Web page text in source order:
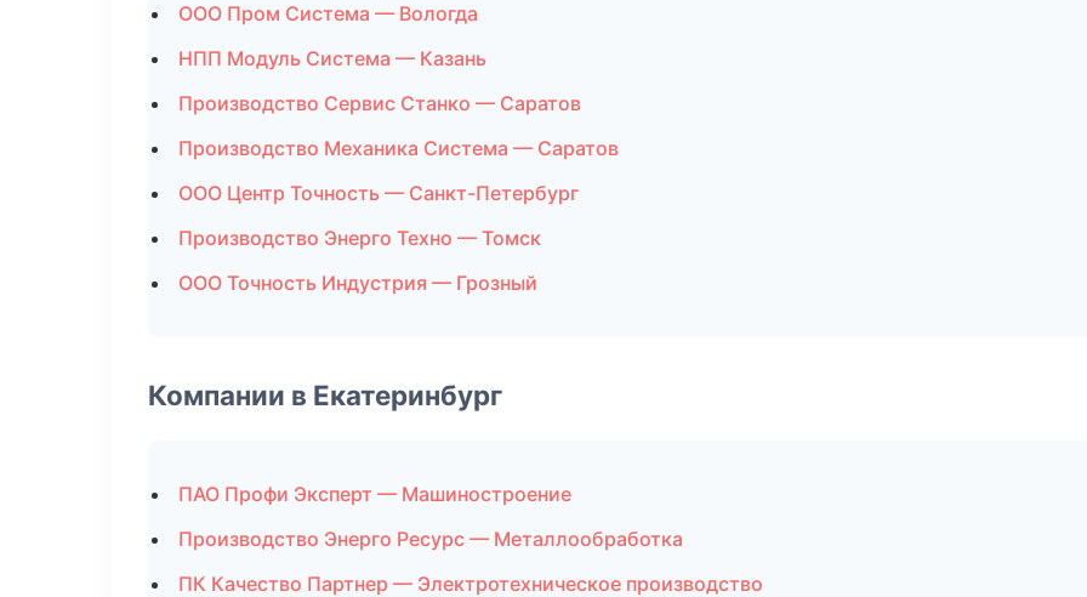
ООО Пром Система — Вологда
НПП Модуль Система — Казань
Производство Сервис Станко — Саратов
Производство Механика Система — Саратов
ООО Центр Точность — Санкт-Петербург
Производство Энерго Техно — Томск
ООО Точность Индустрия — Грозный
Компании в Екатеринбург
ПАО Профи Эксперт — Машиностроение
Производство Энерго Ресурс — Металлообработка
ПК Качество Партнер — Электротехническое производство